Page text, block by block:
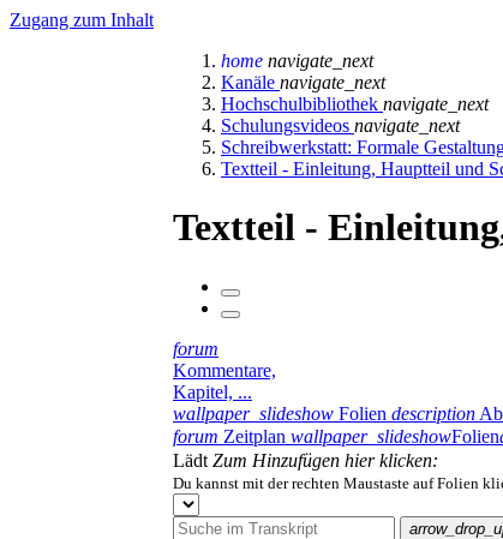
Zugang zum Inhalt
home navigate_next
Kanäle navigate_next
Hochschulbibliothek navigate_next
Schulungsvideos navigate_next
Schreibwerkstatt: Formale
Textteil - Einleitung, Hauptteil und
Textteil -
forum
Kommentare,
Kapitel, ...
wallpaper_slideshow Folien description
forum Zeitplan wallpaper_slideshowFolien
Lädt Zum Hinzufügen hier klicken:
Du kannst mit der rechten Maustaste auf Folien